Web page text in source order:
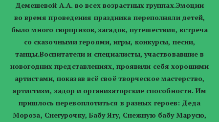
Демешевой А.А. во всех возрастных группах.Эмоции
во время проведения праздника переполняли детей,
было много сюрпризов, загадок, путешествия, встреча
со сказочными героями, игры, конкурсы, песни,
танцы.Воспитатели и специалисты, участвовавшие в
новогодних представлениях, проявили себя хорошими
артистами, показав всё своё творческое мастерство,
артистизм, задор и организаторские способности. Им
пришлось перевоплотиться в разных героев: Деда
Мороза, Снегурочку, Бабу Ягу, Снежную бабу Марусю,